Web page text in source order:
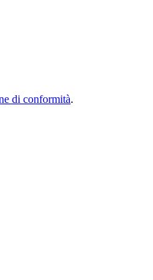
di conformità.